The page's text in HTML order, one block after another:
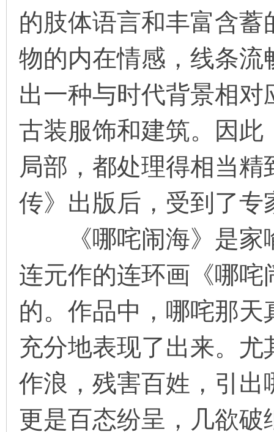
的肢体语言和丰富含
物的内在情感，线条
出一种与时代背景相
古装服饰和建筑。因
局部，都处理得相当
传》出版后，受到了
《哪咤闹海》是家
连元作的连环画《哪
的。作品中，哪咤那
充分地表现了出来。
作浪，残害百姓，引
更是百态纷呈，几欲